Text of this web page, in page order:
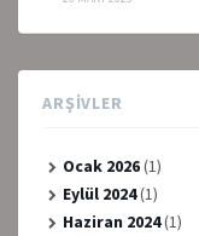
ARŞIVLER
Ocak 2026(1)
Eylül 2024(1)
Haziran 2024(1)